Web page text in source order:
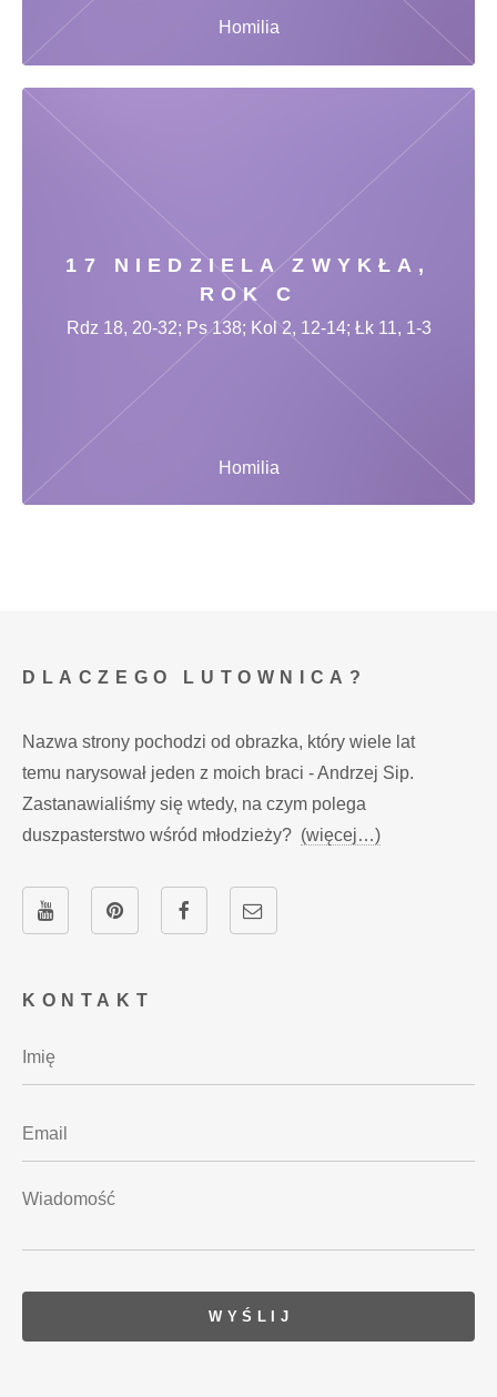
Homilia
17 NIEDZIELA ZWYKŁA,
ROK C
Homilia
Rdz 18, 20-32; Ps 138; Kol 2, 12-14; Łk 11, 1-3
KONTAKT
DLACZEGO LUTOWNICA?
Nazwa strony pochodzi od obrazka, który wiele lat
temu narysował jeden z moich braci - Andrzej Sip.
Zastanawialiśmy się wtedy, na czym polega
duszpasterstwo wśród młodzieży? (więcej…)